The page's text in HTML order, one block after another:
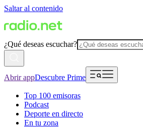
Saltar al contenido
¿Qué deseas escuchar?
Abrir appDescubre Prime
Top 100 emisoras
Podcast
Deporte en directo
En tu zona